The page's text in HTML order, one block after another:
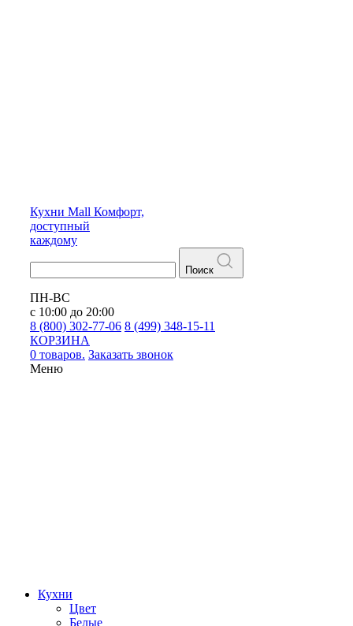
Кухни Mall Комфорт,
доступный
каждому
Поиск
ПН-ВС
с 10:00 до 20:00
8 (800) 302-77-06 8 (499) 348-15-11
КОРЗИНА
0 товаров. Заказать звонок
Меню
Кухни
Цвет
Белые